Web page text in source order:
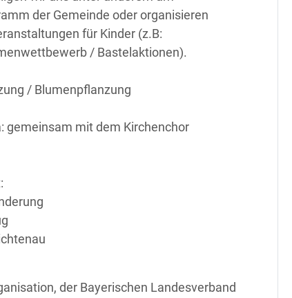
der Gemeinde oder organisieren
für Kinder (z.B:
/ Bastelaktionen).
/ Blumenpflanzung
gemeinsam mit dem Kirchenchor
der Bayerischen Landesverband